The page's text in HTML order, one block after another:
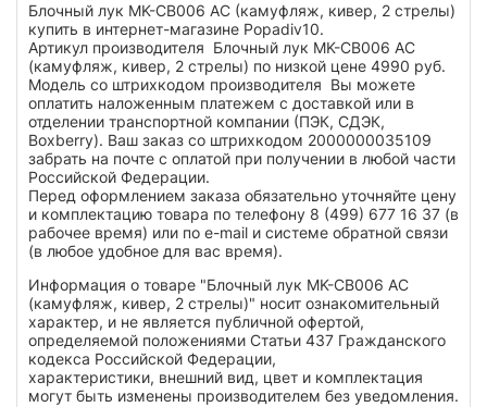
Блочный лук MK-CB006 AC (камуфляж, кивер, 2 стрелы)
купить в интернет-магазине Popadiv10.
Артикул производителя Блочный лук MK-CB006 AC
(камуфляж, кивер, 2 стрелы) по низкой цене 4990 руб.
Модель со штрихкодом производителя Вы можете
оплатить наложенным платежем с доставкой или в
отделении транспортной компании (ПЭК, СДЭК,
Boxberry). Ваш заказ со штрихкодом 2000000035109
забрать на почте с оплатой при получении в любой части
Российской Федерации.
Перед оформлением заказа обязательно уточняйте цену
и комплектацию товара по телефону 8 (499) 677 16 37 (в
рабочее время) или по e-mail и системе обратной связи
(в любое удобное для вас время).
Информация о товаре "Блочный лук MK-CB006 AC
(камуфляж, кивер, 2 стрелы)" носит ознакомительный
характер, и не является публичной офертой,
определяемой положениями Статьи 437 Гражданского
кодекса Российской Федерации,
характеристики, внешний вид, цвет и комплектация
могут быть изменены производителем без уведомления.